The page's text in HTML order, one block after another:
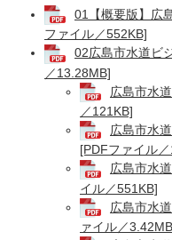
01【概要版】広
ファイル／552KB]
02広島市水道ビ
／13.28MB]
広島市水
／121KB]
広島市水
[PDFファイル
広島市水
イル／551KB]
広島市水
ァイル／